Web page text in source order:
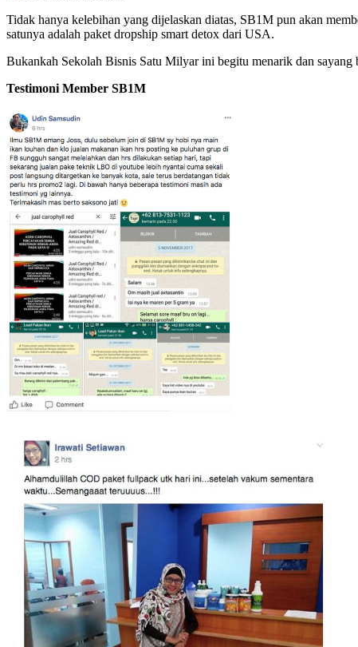
Tidak hanya kelebihan yang dijelaskan diatas, SB1M pun akan
satunya adalah paket dropship smart detox dari USA.
Bukankah Sekolah Bisnis Satu Milyar ini begitu menarik dan
Testimoni Member SB1M